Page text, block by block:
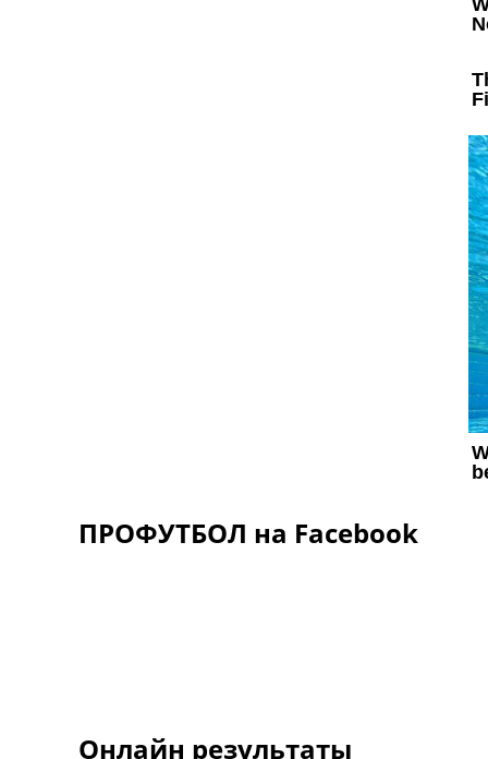
ПРОФУТБОЛ на Facebook
Онлайн результаты